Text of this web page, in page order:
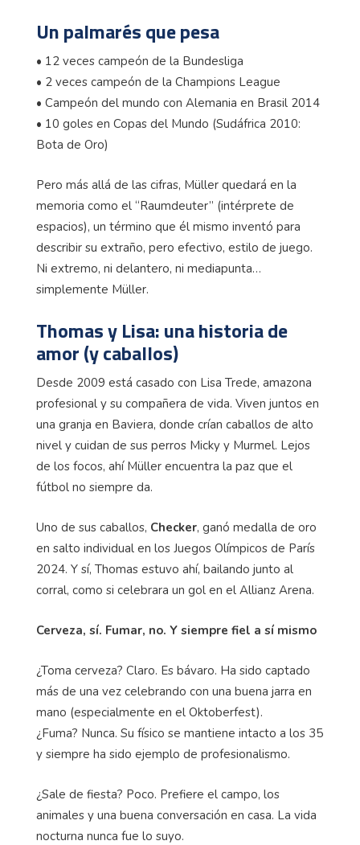
Un palmarés que pesa
• 12 veces campeón de la Bundesliga
• 2 veces campeón de la Champions League
• Campeón del mundo con Alemania en Brasil 2014
• 10 goles en Copas del Mundo (Sudáfrica 2010:
Bota de Oro)
Pero más allá de las cifras, Müller quedará en la
memoria como el “Raumdeuter” (intérprete de
espacios), un término que él mismo inventó para
describir su extraño, pero efectivo, estilo de juego.
Ni extremo, ni delantero, ni mediapunta…
simplemente Müller.
Thomas y Lisa: una historia de
amor (y caballos)
Desde 2009 está casado con Lisa Trede, amazona
profesional y su compañera de vida. Viven juntos en
una granja en Baviera, donde crían caballos de alto
nivel y cuidan de sus perros Micky y Murmel. Lejos
de los focos, ahí Müller encuentra la paz que el
fútbol no siempre da.
Uno de sus caballos, Checker, ganó medalla de oro
en salto individual en los Juegos Olímpicos de París
2024. Y sí, Thomas estuvo ahí, bailando junto al
corral, como si celebrara un gol en el Allianz Arena.
Cerveza, sí. Fumar, no. Y siempre fiel a sí mismo
¿Toma cerveza? Claro. Es bávaro. Ha sido captado
más de una vez celebrando con una buena jarra en
mano (especialmente en el Oktoberfest).
¿Fuma? Nunca. Su físico se mantiene intacto a los 35
y siempre ha sido ejemplo de profesionalismo.
¿Sale de fiesta? Poco. Prefiere el campo, los
animales y una buena conversación en casa. La vida
nocturna nunca fue lo suyo.